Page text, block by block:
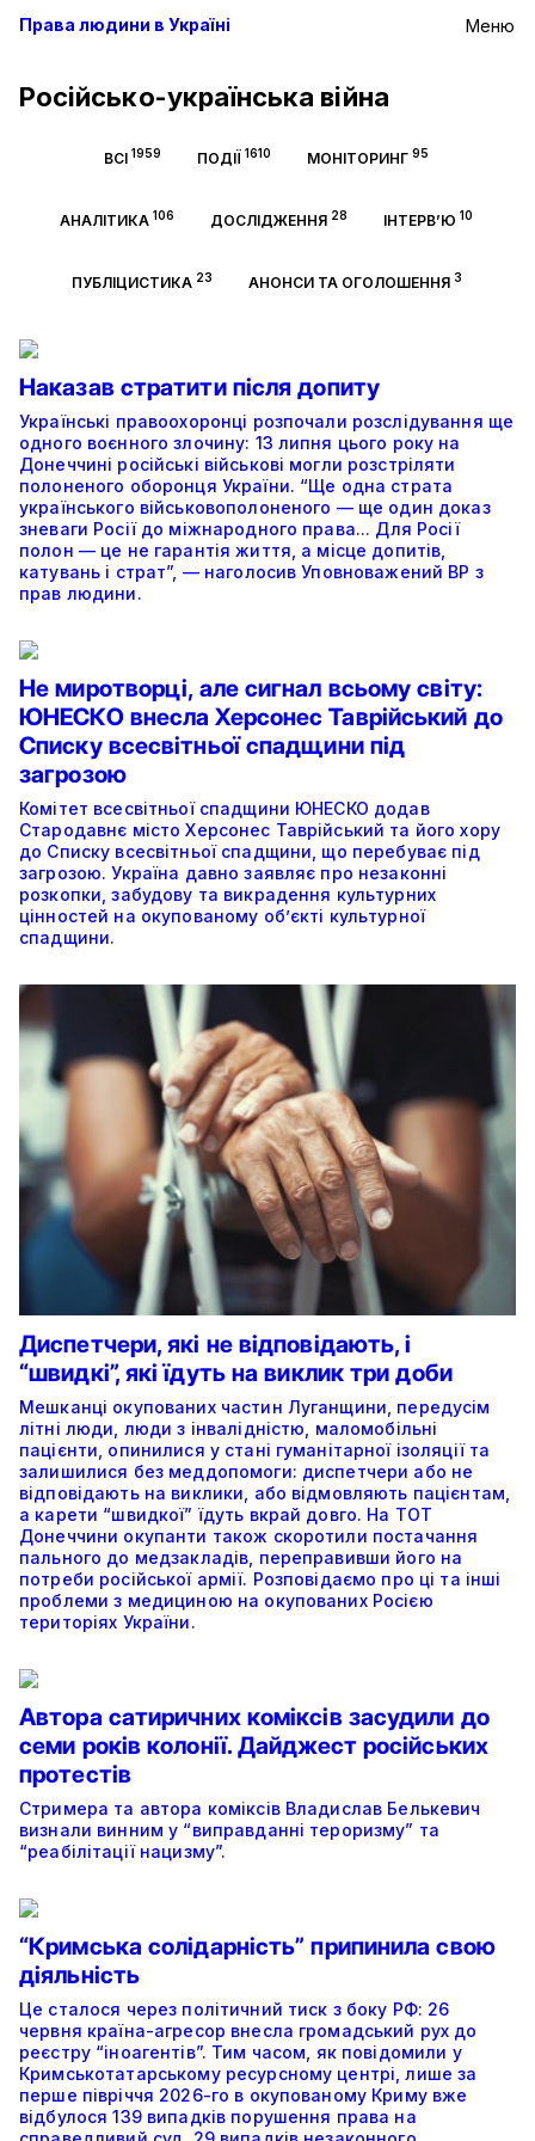
Меню
Права людини в Україні
Російсько-українська війна
ВСІ 1959 ПОДІЇ 1610 МОНІТОРИНГ 95
АНАЛІТИКА 106 ДОСЛІДЖЕННЯ 28 ІНТЕРВ’Ю 10
ПУБЛІЦИСТИКА 23 АНОНСИ ТА ОГОЛОШЕННЯ3
Наказав стратити після допиту
Українські правоохоронці розпочали розслідування ще
одного воєнного злочину: 13 липня цього року на
Донеччині російські військові могли розстріляти
полоненого оборонця України. “Ще одна страта
українського військовополоненого — ще один доказ
зневаги Росії до міжнародного права... Для Росії
полон — це не гарантія життя, а місце допитів,
катувань і страт”, — наголосив Уповноважений ВР з
прав людини.
Не миротворці, але сигнал всьому світу:
ЮНЕСКО внесла Херсонес Таврійський до
Списку всесвітньої спадщини під
загрозою
Комітет всесвітньої спадщини ЮНЕСКО додав
Стародавнє місто Херсонес Таврійський та його хору
до Списку всесвітньої спадщини, що перебуває під
загрозою. Україна давно заявляє про незаконні
розкопки, забудову та викрадення культурних
цінностей на окупованому об’єкті культурної
спадщини.
Диспетчери, які не відповідають, і
“швидкі”, які їдуть на виклик три доби
Мешканці окупованих частин Луганщини, передусім
літні люди, люди з інвалідністю, маломобільні
пацієнти, опинилися у стані гуманітарної ізоляції та
залишилися без меддопомоги: диспетчери або не
відповідають на виклики, або відмовляють пацієнтам,
а карети “швидкої” їдуть вкрай довго. На ТОТ
Донеччини окупанти також скоротили постачання
пального до медзакладів, переправивши його на
потреби російської армії. Розповідаємо про ці та інші
проблеми з медициною на окупованих Росією
територіях України.
Автора сатиричних коміксів засудили до
семи років колонії. Дайджест російських
протестів
Стримера та автора коміксів Владислав Белькевич
визнали винним у “виправданні тероризму” та
“реабілітації нацизму”.
“Кримська солідарність” припинила свою
діяльність
Це сталося через політичний тиск з боку РФ: 26
червня країна-агресор внесла громадський рух до
реєстру “іноагентів”. Тим часом, як повідомили у
Кримськотатарському ресурсному центрі, лише за
перше півріччя 2026-го в окупованому Криму вже
відбулося 139 випадків порушення права на